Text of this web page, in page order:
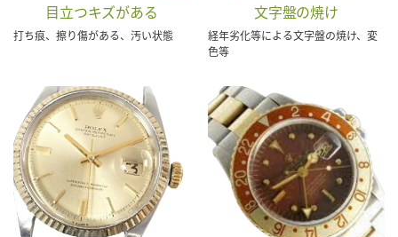
目立つキズがある
打ち痕、擦り傷がある、汚い状態
文字盤の焼け
経年劣化等による文字盤の焼け、変
色等